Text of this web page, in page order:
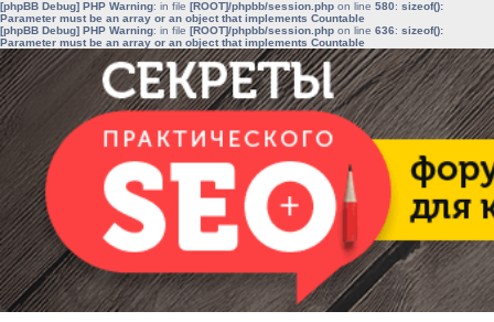
[phpBB Debug] PHP Warning: in file [ROOT]/phpbb/session.php on line 580: sizeof():
Parameter must be an array or an object that implements Countable
[phpBB Debug] PHP Warning: in file [ROOT]/phpbb/session.php on line 636: sizeof():
Parameter must be an array or an object that implements Countable